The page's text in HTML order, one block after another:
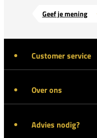
Geef je mening
Customer service
Over ons
Advies nodig?